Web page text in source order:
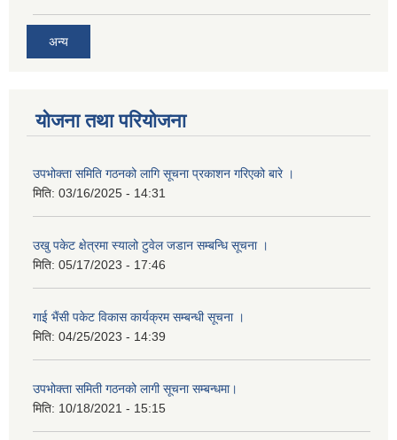
अन्य
योजना तथा परियोजना
उपभोक्ता समिति गठनको लागि सूचना प्रकाशन गरिएको बारे ।
मिति: 03/16/2025 - 14:31
उखु पकेट क्षेत्रमा स्यालो टुवेल जडान सम्बन्धि सूचना ।
मिति: 05/17/2023 - 17:46
गाई भैंसी पकेट विकास कार्यक्रम सम्बन्धी सूचना ।
मिति: 04/25/2023 - 14:39
उपभोक्ता समिती गठनको लागी सूचना सम्बन्धमा।
मिति: 10/18/2021 - 15:15